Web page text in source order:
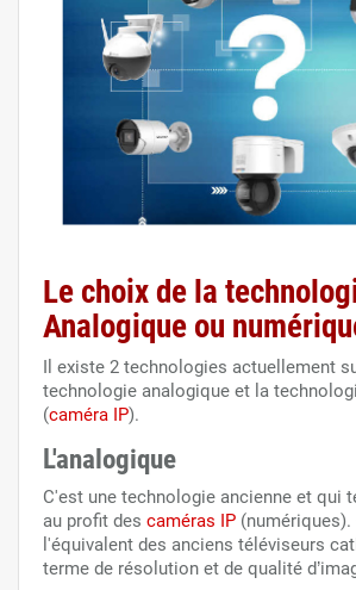
Le choix de la
Analogique ou
Il existe 2 technologies actuellement
technologie analogique et la
(caméra IP).
L'analogique
C'est une technologie ancienne et qui
au profit des caméras IP (numériques).
l'équivalent des anciens téléviseurs
terme de résolution et de qualité